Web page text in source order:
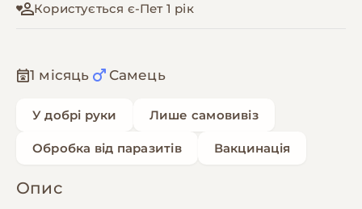
Користується є-Пет 1 рік
1 місяць Самець
У добрі руки Лише самовивіз
Обробка від паразитів Вакцинація
Опис